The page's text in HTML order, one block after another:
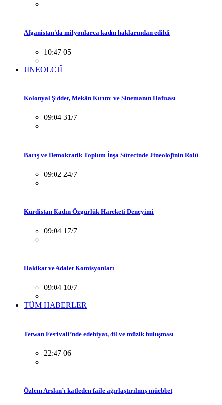
Afganistan'da milyonlarca kadın haklarından edildi
10:47 05
JINEOLOJÎ
Kolonyal Şiddet, Mekân Kırımı ve Sinemanın Hafızası
09:04 31/7
Barış ve Demokratik Toplum İnşa Sürecinde Jineolojînin Rolü
09:02 24/7
Kürdistan Kadın Özgürlük Hareketi Deneyimi
09:04 17/7
Hakikat ve Adalet Komisyonları
09:04 10/7
TÜM HABERLER
Tetwan Festivali’nde edebiyat, dil ve müzik buluşması
22:47 06
Özlem Arslan’ı katleden faile ağırlaştırılmış müebbet